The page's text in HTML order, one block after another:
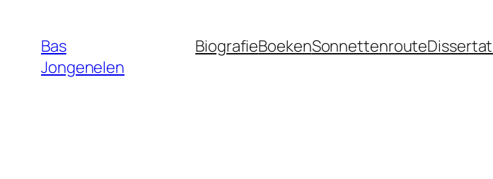
inhoud
Bas
Jongenelen
BiografieBoekenSonnettenroute